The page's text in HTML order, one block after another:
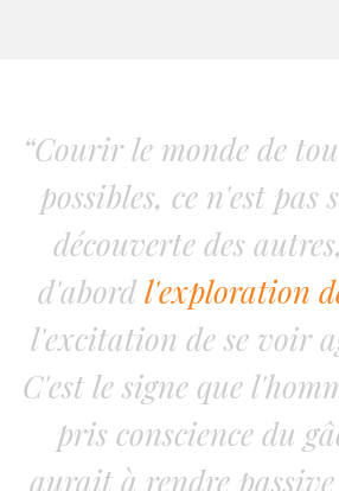
“Courir le monde de
possibles, ce n'est pas
découverte des
d'abord l'exploration
l'excitation de se voir
C'est le signe que
pris conscience du
aurait à rendre